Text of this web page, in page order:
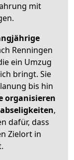
mit
.
Renningen
ein Umzug
bringt. Sie
bis hin
organisieren
,
dafür, dass
Zielort in